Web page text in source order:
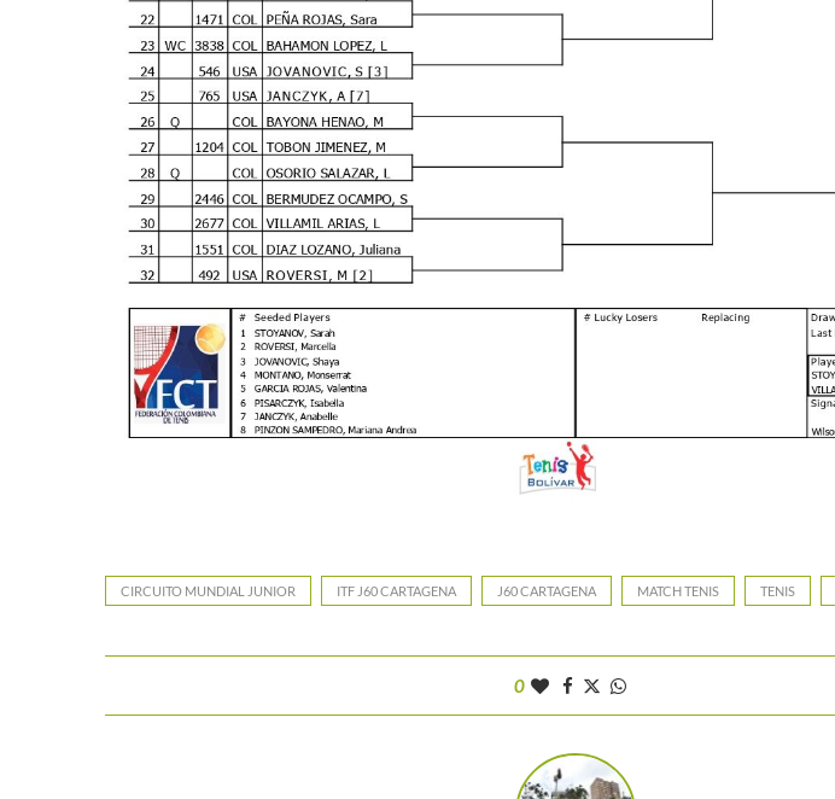
CIRCUITO MUNDIAL JUNIOR ITF J60 CARTAGENA J60 CARTAGENA MATCH TENIS TENIS
0